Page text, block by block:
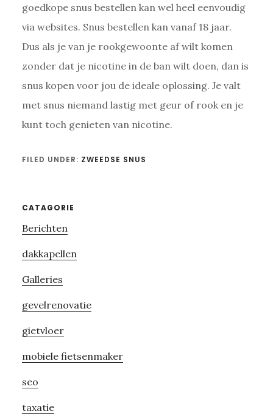
goedkope snus bestellen kan wel heel eenvoudig
via websites. Snus bestellen kan vanaf 18 jaar.
Dus als je van je rookgewoonte af wilt komen
zonder dat je nicotine in de ban wilt doen, dan is
snus kopen voor jou de ideale oplossing. Je valt
met snus niemand lastig met geur of rook en je
kunt toch genieten van nicotine.
FILED UNDER: ZWEEDSE SNUS
Primary
Sidebar
CATAGORIE
Berichten
dakkapellen
Galleries
gevelrenovatie
gietvloer
mobiele fietsenmaker
seo
taxatie